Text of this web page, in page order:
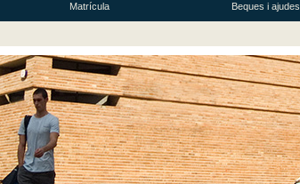
Matrícula Beques i ajudes